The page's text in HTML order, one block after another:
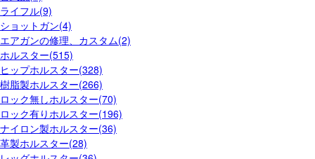
ライフル(9)
ショットガン(4)
エアガンの修理、カスタム(2)
ホルスター(515)
ヒップホルスター(328)
樹脂製ホルスター(266)
ロック無しホルスター(70)
ロック有りホルスター(196)
ナイロン製ホルスター(36)
革製ホルスター(28)